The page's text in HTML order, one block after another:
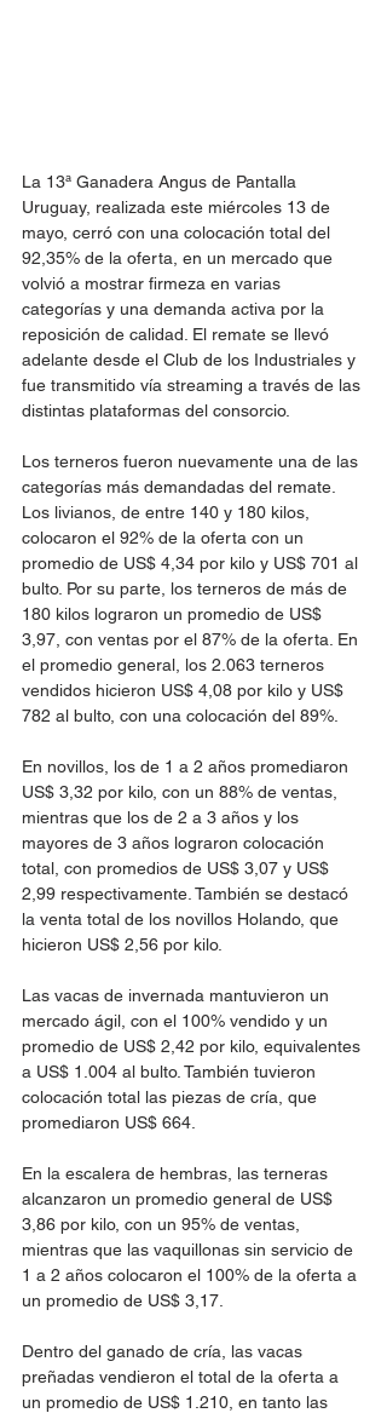
La 13ª Ganadera Angus de Pantalla
Uruguay, realizada este miércoles 13 de
mayo, cerró con una colocación total del
92,35% de la oferta, en un mercado que
volvió a mostrar firmeza en varias
categorías y una demanda activa por la
reposición de calidad. El remate se llevó
adelante desde el Club de los Industriales y
fue transmitido vía streaming a través de las
distintas plataformas del consorcio.
Los terneros fueron nuevamente una de las
categorías más demandadas del remate.
Los livianos, de entre 140 y 180 kilos,
colocaron el 92% de la oferta con un
promedio de US$ 4,34 por kilo y US$ 701 al
bulto. Por su parte, los terneros de más de
180 kilos lograron un promedio de US$
3,97, con ventas por el 87% de la oferta. En
el promedio general, los 2.063 terneros
vendidos hicieron US$ 4,08 por kilo y US$
782 al bulto, con una colocación del 89%.
En novillos, los de 1 a 2 años promediaron
US$ 3,32 por kilo, con un 88% de ventas,
mientras que los de 2 a 3 años y los
mayores de 3 años lograron colocación
total, con promedios de US$ 3,07 y US$
2,99 respectivamente. También se destacó
la venta total de los novillos Holando, que
hicieron US$ 2,56 por kilo.
Las vacas de invernada mantuvieron un
mercado ágil, con el 100% vendido y un
promedio de US$ 2,42 por kilo, equivalentes
a US$ 1.004 al bulto. También tuvieron
colocación total las piezas de cría, que
promediaron US$ 664.
En la escalera de hembras, las terneras
alcanzaron un promedio general de US$
3,86 por kilo, con un 95% de ventas,
mientras que las vaquillonas sin servicio de
1 a 2 años colocaron el 100% de la oferta a
un promedio de US$ 3,17.
Dentro del ganado de cría, las vacas
preñadas vendieron el total de la oferta a
un promedio de US$ 1.210, en tanto las